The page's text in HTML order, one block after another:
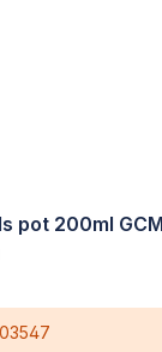
van 5
pot 200ml